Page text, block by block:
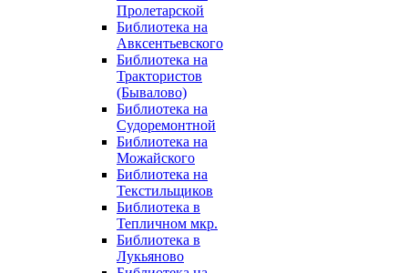
Пролетарской
Библиотека на
Авксентьевского
Библиотека на
Трактористов
(Бывалово)
Библиотека на
Судоремонтной
Библиотека на
Можайского
Библиотека на
Текстильщиков
Библиотека в
Тепличном мкр.
Библиотека в
Лукьяново